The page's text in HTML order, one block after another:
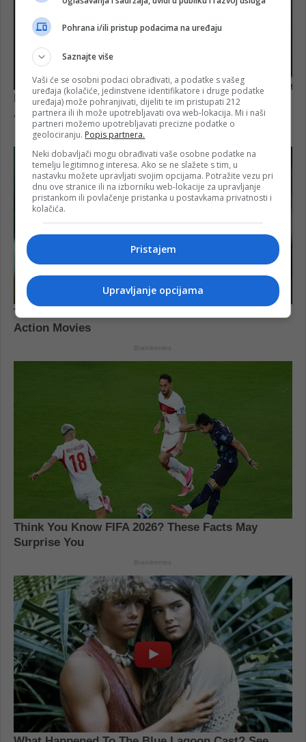
Pohrana i/ili pristup podacima na uređaju
Saznajte više
Vaši će se osobni podaci obrađivati, a podatke s vašeg
uređaja (kolačiće, jedinstvene identifikatore i druge podatke
uređaja) može pohranjivati, dijeliti te im pristupati 212
partnera ili ih može upotrebljavati ova web-lokacija. Mi i naši
partneri možemo upotrebljavati precizne podatke o
geolociranju. Popis partnera.
Neki dobavljači mogu obrađivati vaše osobne podatke na
temelju legitimnog interesa. Ako se ne slažete s tim, u
nastavku možete upravljati svojim opcijama. Potražite vezu pri
dnu ove stranice ili na izborniku web-lokacije za upravljanje
pristankom ili povlačenje pristanka u postavkama privatnosti i
kolačića.
Pristajem
Upravljanje opcijama